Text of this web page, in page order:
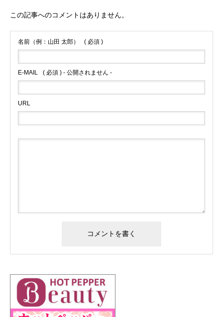
この記事へのコメントはありません。
名前（例：山田 太郎） ( 必須 )
E-MAIL ( 必須 ) - 公開されません -
URL